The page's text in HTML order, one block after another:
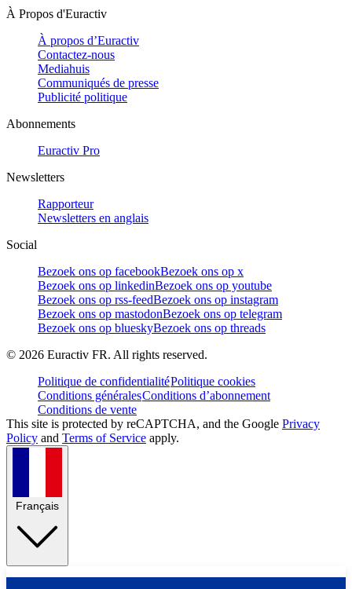
À Propos d'Euractiv
À propos d’Euractiv
Contactez-nous
Mediahuis
Communiqués de presse
Publicité politique
Abonnements
Euractiv Pro
Newsletters
Rapporteur
Newsletters en anglais
Social
Bezoek ons op facebookBezoek ons op x
Bezoek ons op linkedinBezoek ons op youtube
Bezoek ons op rss-feedBezoek ons op instagram
Bezoek ons op mastodonBezoek ons op telegram
Bezoek ons op blueskyBezoek ons op threads
© 2026 Euractiv FR. All rights reserved.
Politique de confidentialitéPolitique cookies
Conditions généralesConditions d’abonnement
Conditions de vente
This site is protected by reCAPTCHA, and the Google Privacy
Policy and Terms of Service apply.
Français